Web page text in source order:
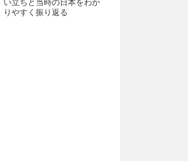
い立ちと当時の日本をわか
りやすく振り返る